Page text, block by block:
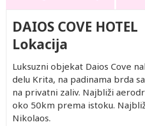
DAIOS COVE HOTEL
Lokacija
Luksuzni objekat Daios Cove
delu Krita, na padinama brda
na privatni zaliv. Najbliži
oko 50km prema istoku.
Nikolaos.